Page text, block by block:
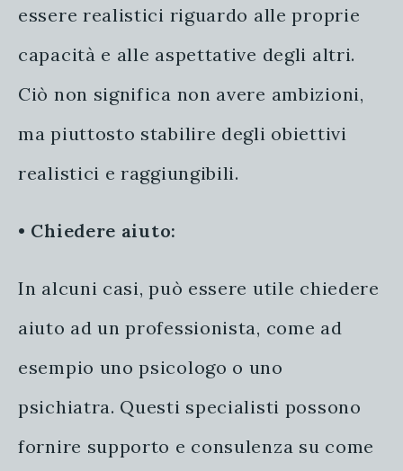
essere realistici riguardo alle proprie
capacità e alle aspettative degli altri.
Ciò non significa non avere ambizioni,
ma piuttosto stabilire degli obiettivi
realistici e raggiungibili.
• Chiedere aiuto:
In alcuni casi, può essere utile chiedere
aiuto ad un professionista, come ad
esempio uno psicologo o uno
psichiatra. Questi specialisti possono
fornire supporto e consulenza su come